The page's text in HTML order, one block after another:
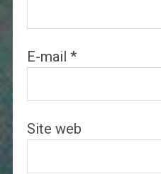
E-mail *
Site web